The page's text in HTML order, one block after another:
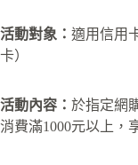
活動對象： 適用信用
卡）
活動內容： 於指定網
消費滿1000元以上，